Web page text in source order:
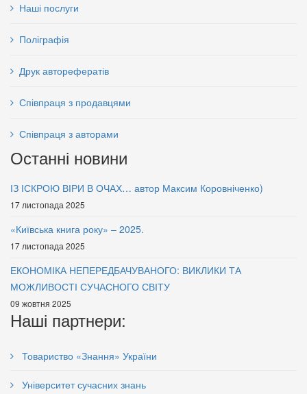
Наші послуги
Поліграфія
Друк авторефератів
Співпраця з продавцями
Співпраця з авторами
Останні новини
ІЗ ІСКРОЮ ВІРИ В ОЧАХ… автор Максим Коровніченко)
17 листопада 2025
«Київська книга року» – 2025.
17 листопада 2025
ЕКОНОМІКА НЕПЕРЕДБАЧУВАНОГО: ВИКЛИКИ ТА
МОЖЛИВОСТІ СУЧАСНОГО СВІТУ
09 жовтня 2025
Наші партнери:
Товариство «Знання» України
Університет сучасних знань